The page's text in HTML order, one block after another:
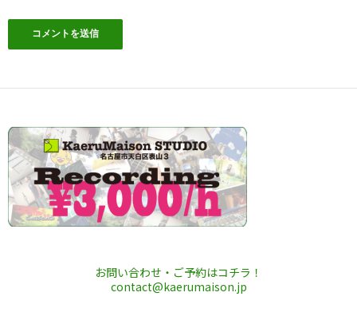
お問い合わせ・ご予約はコチラ！
contact@kaerumaison.jp